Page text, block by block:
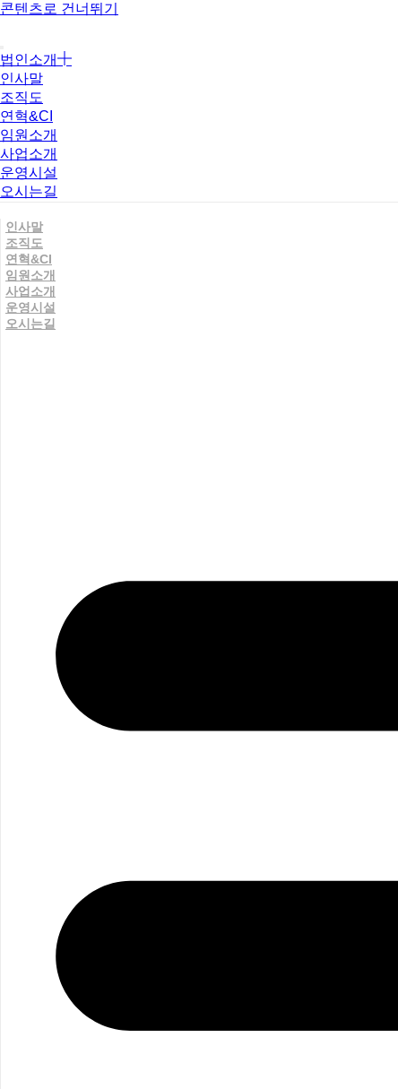
콘텐츠로 건너뛰기
법인소개
인사말
조직도
연혁&CI
임원소개
사업소개
운영시설
오시는길
인사말
조직도
연혁&CI
임원소개
사업소개
운영시설
오시는길